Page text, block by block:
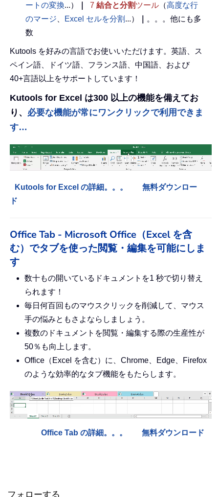
ートの変換...） 7 結合と分割ツール （高度な行
のマージ
Excel セルを分割 ...）
。。。他にも多
数
Kutools を好みの言語でお使いいただけます。英語、ス
ペイン語、ドイツ語、フランス語、中国語、および
40+言語以上をサポートしています！
Kutools for Excel は300 以上の機能を備えてお
り、 必要な機能が常にワンクリックで利用できま
す…
Kutools for Excel の詳細。。。
無料ダウンロー
ド
Office Tab - Microsoft Office（Excel を含
む）でタブを使った閲覧・編集を可能にしま
す
数十もの開いているドキュメントを1 秒で切り替え
られます！
毎日何百回ものマウスクリックを削減して、マウス
手の悩みともさよならしましょう。
複数のドキュメントを閲覧・編集する際の生産性が
50％も向上します。
Office（Excel を含む）に、Chrome、Edge、Firefox
のような効率的なタブ機能をもたらします。
Office Tab の詳細。。。 無料ダウンロード
フォローする